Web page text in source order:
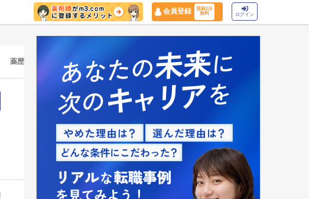
会員登録
登録1分
無料
ログイン
薬歴 マイナ保険証